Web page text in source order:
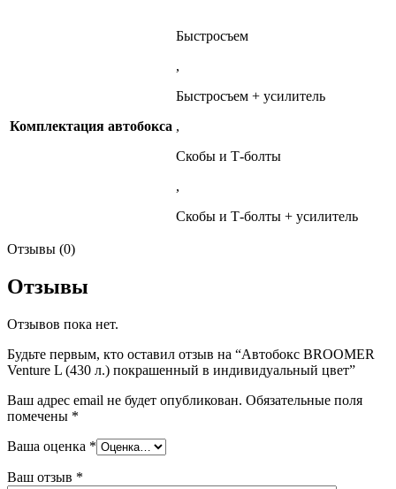
Комплектация автобокса
Быстросъем
,
Быстросъем + усилитель
,
Скобы и Т-болты
,
Скобы и Т-болты + усилитель
Отзывы (0)
Отзывы
Отзывов пока нет.
Будьте первым, кто оставил отзыв на “Автобокс BROOMER
Venture L (430 л.) покрашенный в индивидуальный цвет”
Ваш адрес email не будет опубликован. Обязательные поля
помечены *
Ваша оценка *
Ваш отзыв *